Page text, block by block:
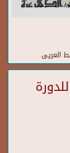
العريى